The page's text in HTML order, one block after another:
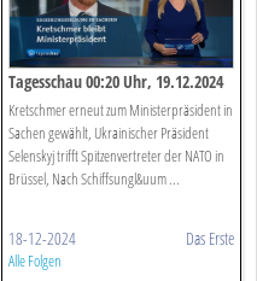
Tagesschau 00:20 Uhr, 19.12.2024
Kretschmer erneut zum Ministerpräsident in
Sachen gewählt, Ukrainischer Präsident
Selenskyj trifft Spitzenvertreter der NATO in
Brüssel, Nach Schiffsungl&uum ...
18-12-2024 Das Erste
Alle Folgen